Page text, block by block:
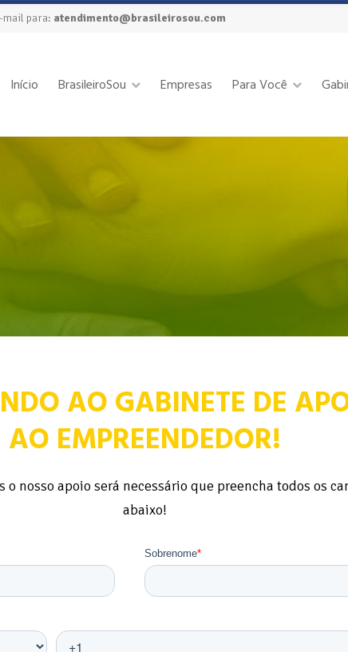
mail para: atendimento@brasileirosou.com
Início BrasileiroSou Empresas Para Você
AO GABINETE DE
AO EMPREENDEDOR!
o nosso apoio será necessário que preencha todos os
abaixo!